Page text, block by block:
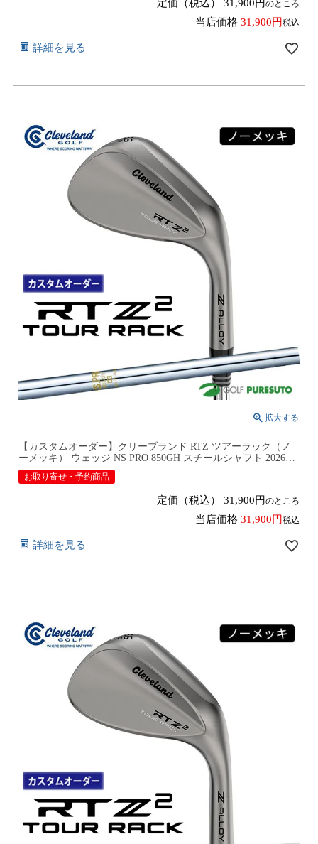
定価（税込） 31,900 のところ
当店価格 31,900 税込
詳細を見る
【カスタムオーダー】クリーブランド RTZ ツアーラック（ノ
ーメッキ） ウェッジ NS PRO 850GH スチールシャフト 2026年
モデル日本仕様 日本正規品 cleveland アールティーゼット ツー
【■DC■】9月12日発売予定
お取り寄せ・予約商品
定価（税込） 31,900 のところ
当店価格 31,900 税込
詳細を見る